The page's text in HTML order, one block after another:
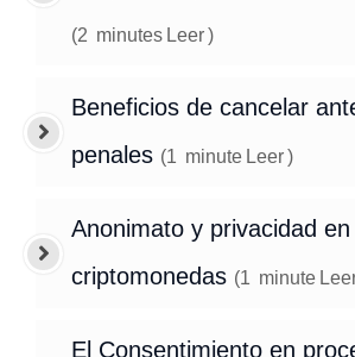
(2 minutes Leer)
Beneficios de cancelar
penales (1 minute Leer)
Anonimato y privacidad
criptomonedas (1 minute
El Consentimiento en